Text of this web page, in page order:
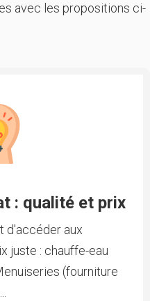
avec les propositions ci-
: qualité et prix
d'accéder aux
juste : chauffe-eau
(fourniture